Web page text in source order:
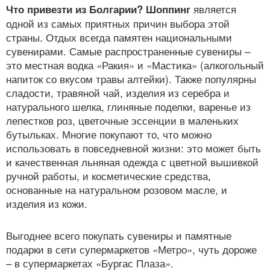
Что привезти из Болгарии? Шоппинг является
одной из самых приятных причин выбора этой
страны. Отдых всегда памятен национальными
сувенирами. Самые распространенные сувениры –
это местная водка «Ракия» и «Мастика» (алкогольный
напиток со вкусом травы алтейки). Также популярны
сладости, травяной чай, изделия из серебра и
натурального шелка, глиняные поделки, варенье из
лепестков роз, цветочные эссенции в маленьких
бутыльках. Многие покупают то, что можно
использовать в повседневной жизни: это может быть
и качественная льняная одежда с цветной вышивкой
ручной работы, и косметические средства,
основанные на натуральном розовом масле, и
изделия из кожи.
Выгоднее всего покупать сувениры и памятные
подарки в сети супермаркетов «Метро», чуть дороже
– в супермаркетах «Бургас Плаза».